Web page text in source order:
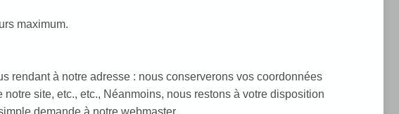
maximum.
rendant à notre adresse : nous conserverons vos coordonnées
site, etc., etc., Néanmoins, nous restons à votre disposition
demande à notre webmaster.